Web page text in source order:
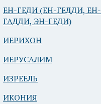
ЕН-ГЕДИ (ЕН-ГЕДДИ, ЕН-
ГАДДИ, ЭН-ГЕДИ)
ИЕРИХОН
ИЕРУСАЛИМ
ИЗРЕЕЛЬ
ИКОНИЯ